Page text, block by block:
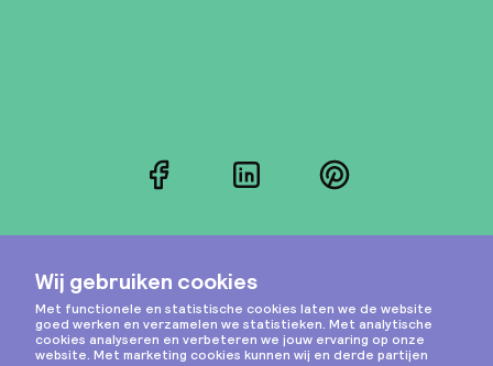
FacebookLinkedInPinterest
Instagram